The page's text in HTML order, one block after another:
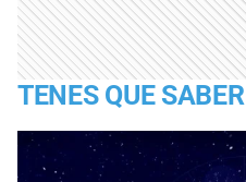
TENES QUE SABER